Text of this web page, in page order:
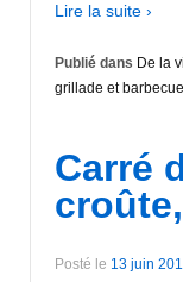
Lire la suite ›
Publié dans De la
grillade et barbecue
Carré
Posté le 13 juin